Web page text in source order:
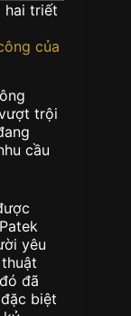
hai triết
của
trội
cầu
yêu
đã
biệt